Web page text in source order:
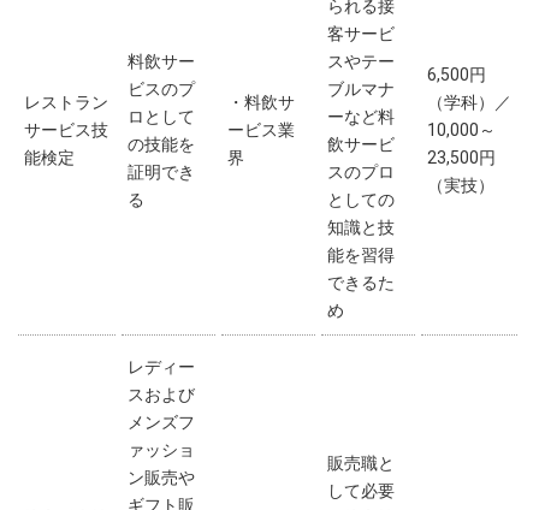
レストラン
サービス技
能検定
料飲サー
ビスのプ
ロとして
の技能を
証明でき
る
・料飲サ
ービス業
界
られる接
客サービ
スやテー
ブルマナ
ーなど料
飲サービ
スのプロ
としての
知識と技
能を習得
できるた
め
6,500円
（学科）／
10,000～
23,500円
（実技）
レディー
スおよび
メンズフ
ァッショ
ン販売や
ギフト販
販売職と
して必要